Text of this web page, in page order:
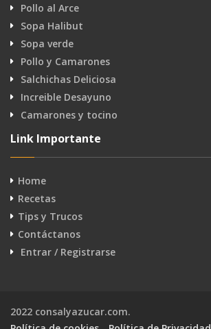
Pollo al Arce
Sopa Halibut
Sopa verde
Pollo y Camarones
Salchichas Deliciosa
Increible Desayuno
Camarones y tocino
Link Importante
Home
Recetas
Tips y Trucos
Contáctanos
Entrar / Registrarse
2022 consalyazucar.com.